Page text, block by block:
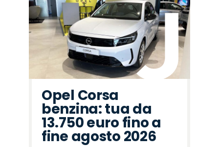
Opel Corsa
benzina: tua da
13.750 euro fino a
fine agosto 2026